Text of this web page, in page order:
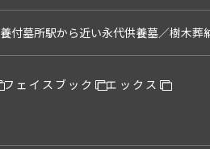
付墓所駅から近い永代供養墓／樹木葬
フェイスブック エックス